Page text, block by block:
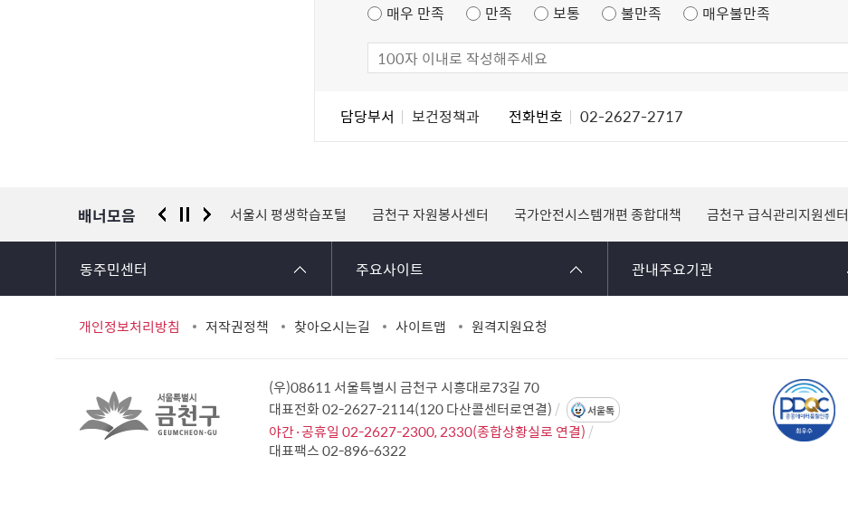
매우 만족
만족 보통 불만족 매우불만족
담당부서 보건정책과 전화번호 02-2627-2717
배너모음
경찰청 유실물 통합포털 서울시 평생학습포털 금천구 자원봉사센터 국가안전시스템개편 종합대책 금천구 급식관리지원센터
동주민센터 주요사이트 관내주요기관
개인정보처리방침 저작권정책 찾아오시는길 사이트맵 원격지원요청
(우)08611 서울특별시 금천구 시흥대로73길 70
대표전화 02-2627-2114(120 다산콜센터로연결)
서울톡
야간·공휴일 02-2627-2300, 2330(종합상황실로 연결)
대표팩스 02-896-6322